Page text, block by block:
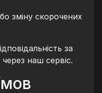
зміну скорочених
за
наш сервіс.